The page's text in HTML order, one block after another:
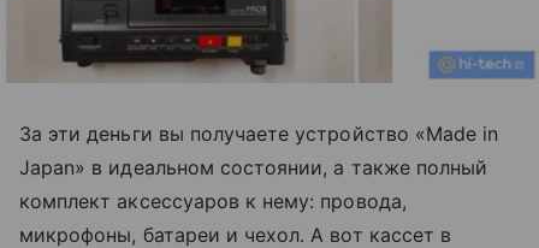
За эти деньги вы получаете устройство «Made in
Japan» в идеальном состоянии, а также полный
комплект аксессуаров к нему: провода,
микрофоны, батареи и чехол. А вот кассет в